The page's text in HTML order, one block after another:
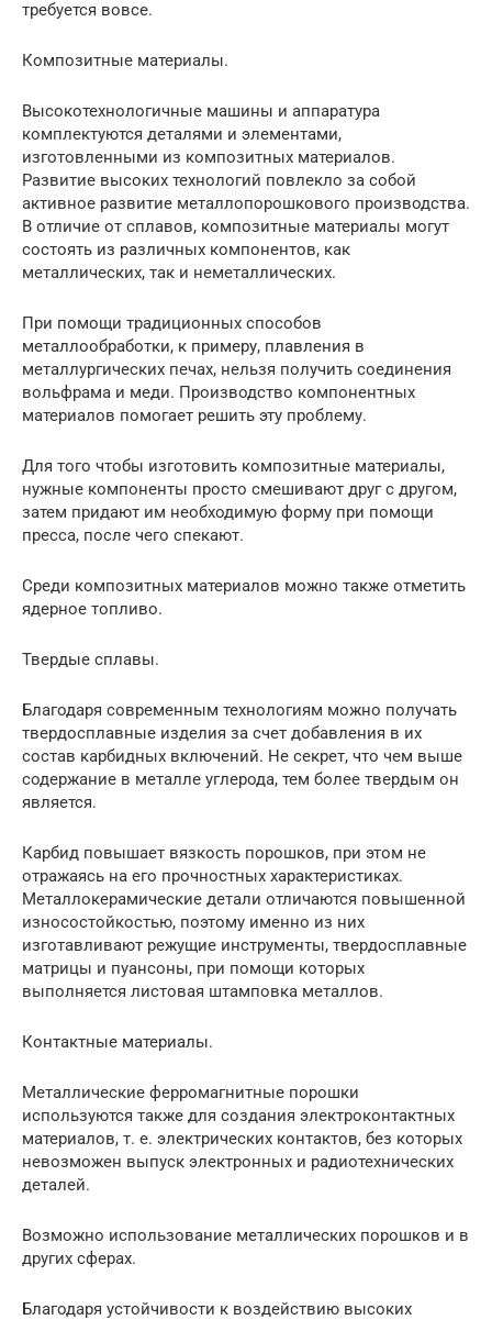
требуется вовсе.
Композитные материалы.
Высокотехнологичные машины и аппаратура
комплектуются деталями и элементами,
изготовленными из композитных материалов.
Развитие высоких технологий повлекло за собой
активное развитие металлопорошкового производства.
В отличие от сплавов, композитные материалы могут
состоять из различных компонентов, как
металлических, так и неметаллических.
При помощи традиционных способов
металлообработки, к примеру, плавления в
металлургических печах, нельзя получить соединения
вольфрама и меди. Производство компонентных
материалов помогает решить эту проблему.
Для того чтобы изготовить композитные материалы,
нужные компоненты просто смешивают друг с другом,
затем придают им необходимую форму при помощи
пресса, после чего спекают.
Среди композитных материалов можно также отметить
ядерное топливо.
Твердые сплавы.
Благодаря современным технологиям можно получать
твердосплавные изделия за счет добавления в их
состав карбидных включений. Не секрет, что чем выше
содержание в металле углерода, тем более твердым он
является.
Карбид повышает вязкость порошков, при этом не
отражаясь на его прочностных характеристиках.
Металлокерамические детали отличаются повышенной
износостойкостью, поэтому именно из них
изготавливают режущие инструменты, твердосплавные
матрицы и пуансоны, при помощи которых
выполняется листовая штамповка металлов.
Контактные материалы.
Металлические ферромагнитные порошки
используются также для создания электроконтактных
материалов, т. е. электрических контактов, без которых
невозможен выпуск электронных и радиотехнических
деталей.
Возможно использование металлических порошков и в
других сферах.
Благодаря устойчивости к воздействию высоких